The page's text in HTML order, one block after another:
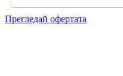
Прегледай офертата